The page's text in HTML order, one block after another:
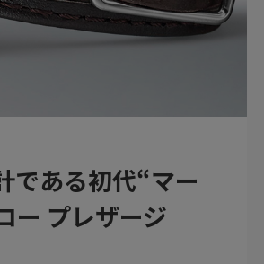
である初代“マー
ー プレザージ